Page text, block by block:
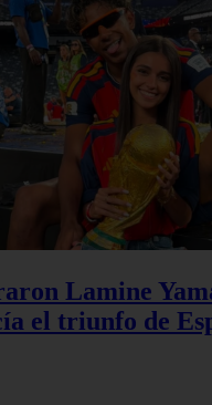
Lamine
el triunfo de